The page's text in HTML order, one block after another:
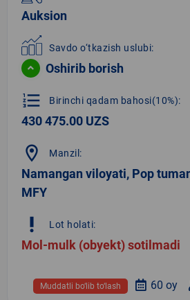
Auksion
Savdo o‘tkazish uslubi:
Oshirib borish
format_list_numbered Birinchi qadam bahosi(10%):
430 475.00 UZS
location_on Manzil:
Namangan viloyati, Pop
MFY
priority_high Lot holati:
Mol-mulk (obyekt) sotilmadi
60 oy
Muddatli bo‘lib to‘lash